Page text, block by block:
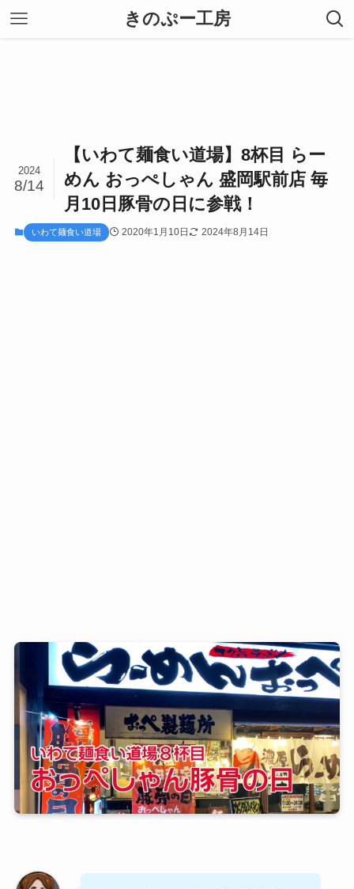
きのぷー工房
【いわて麺食い道場】8杯目 らー
めん おっぺしゃん 盛岡駅前店 毎
月10日豚骨の日に参戦！
2024
8/14
いわて麺食い道場 2020年1月10日 2024年8月14日